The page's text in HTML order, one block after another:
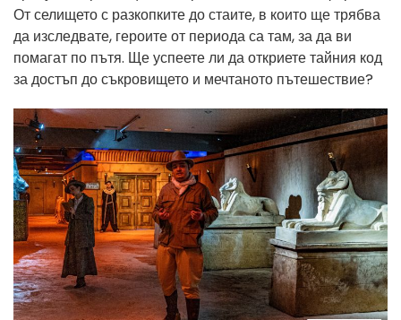
От селището с разкопките до стаите, в които ще трябва
да изследвате, героите от периода са там, за да ви
помагат по пътя. Ще успеете ли да откриете тайния код
за достъп до съкровището и мечтаното пътешествие?